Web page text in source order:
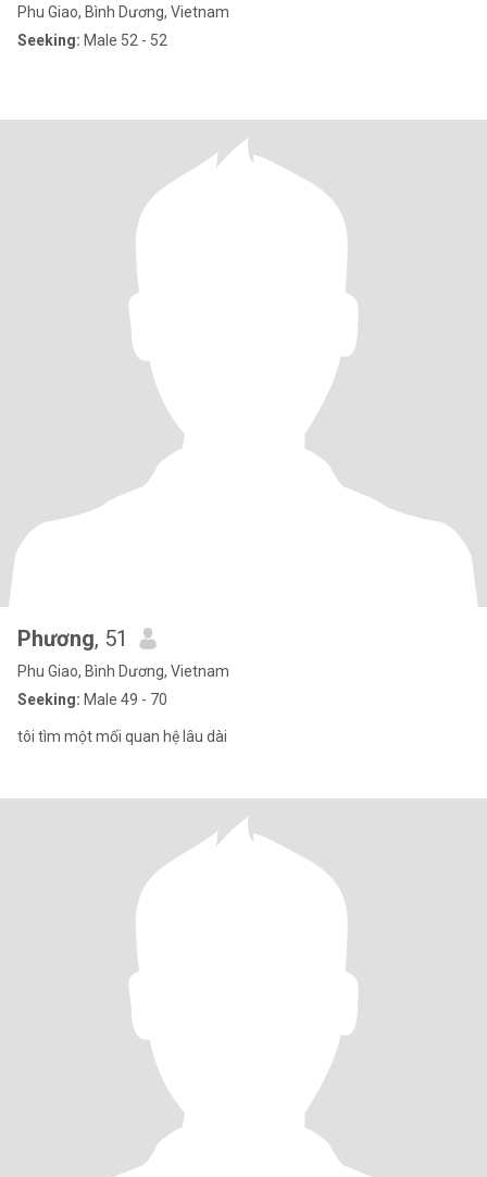
Phu Giao, Bình Dương, Vietnam
Seeking: Male 52 - 52
Phương, 51
Phu Giao, Bình Dương, Vietnam
Seeking: Male 49 - 70
tôi tìm một mối quan hệ lâu dài